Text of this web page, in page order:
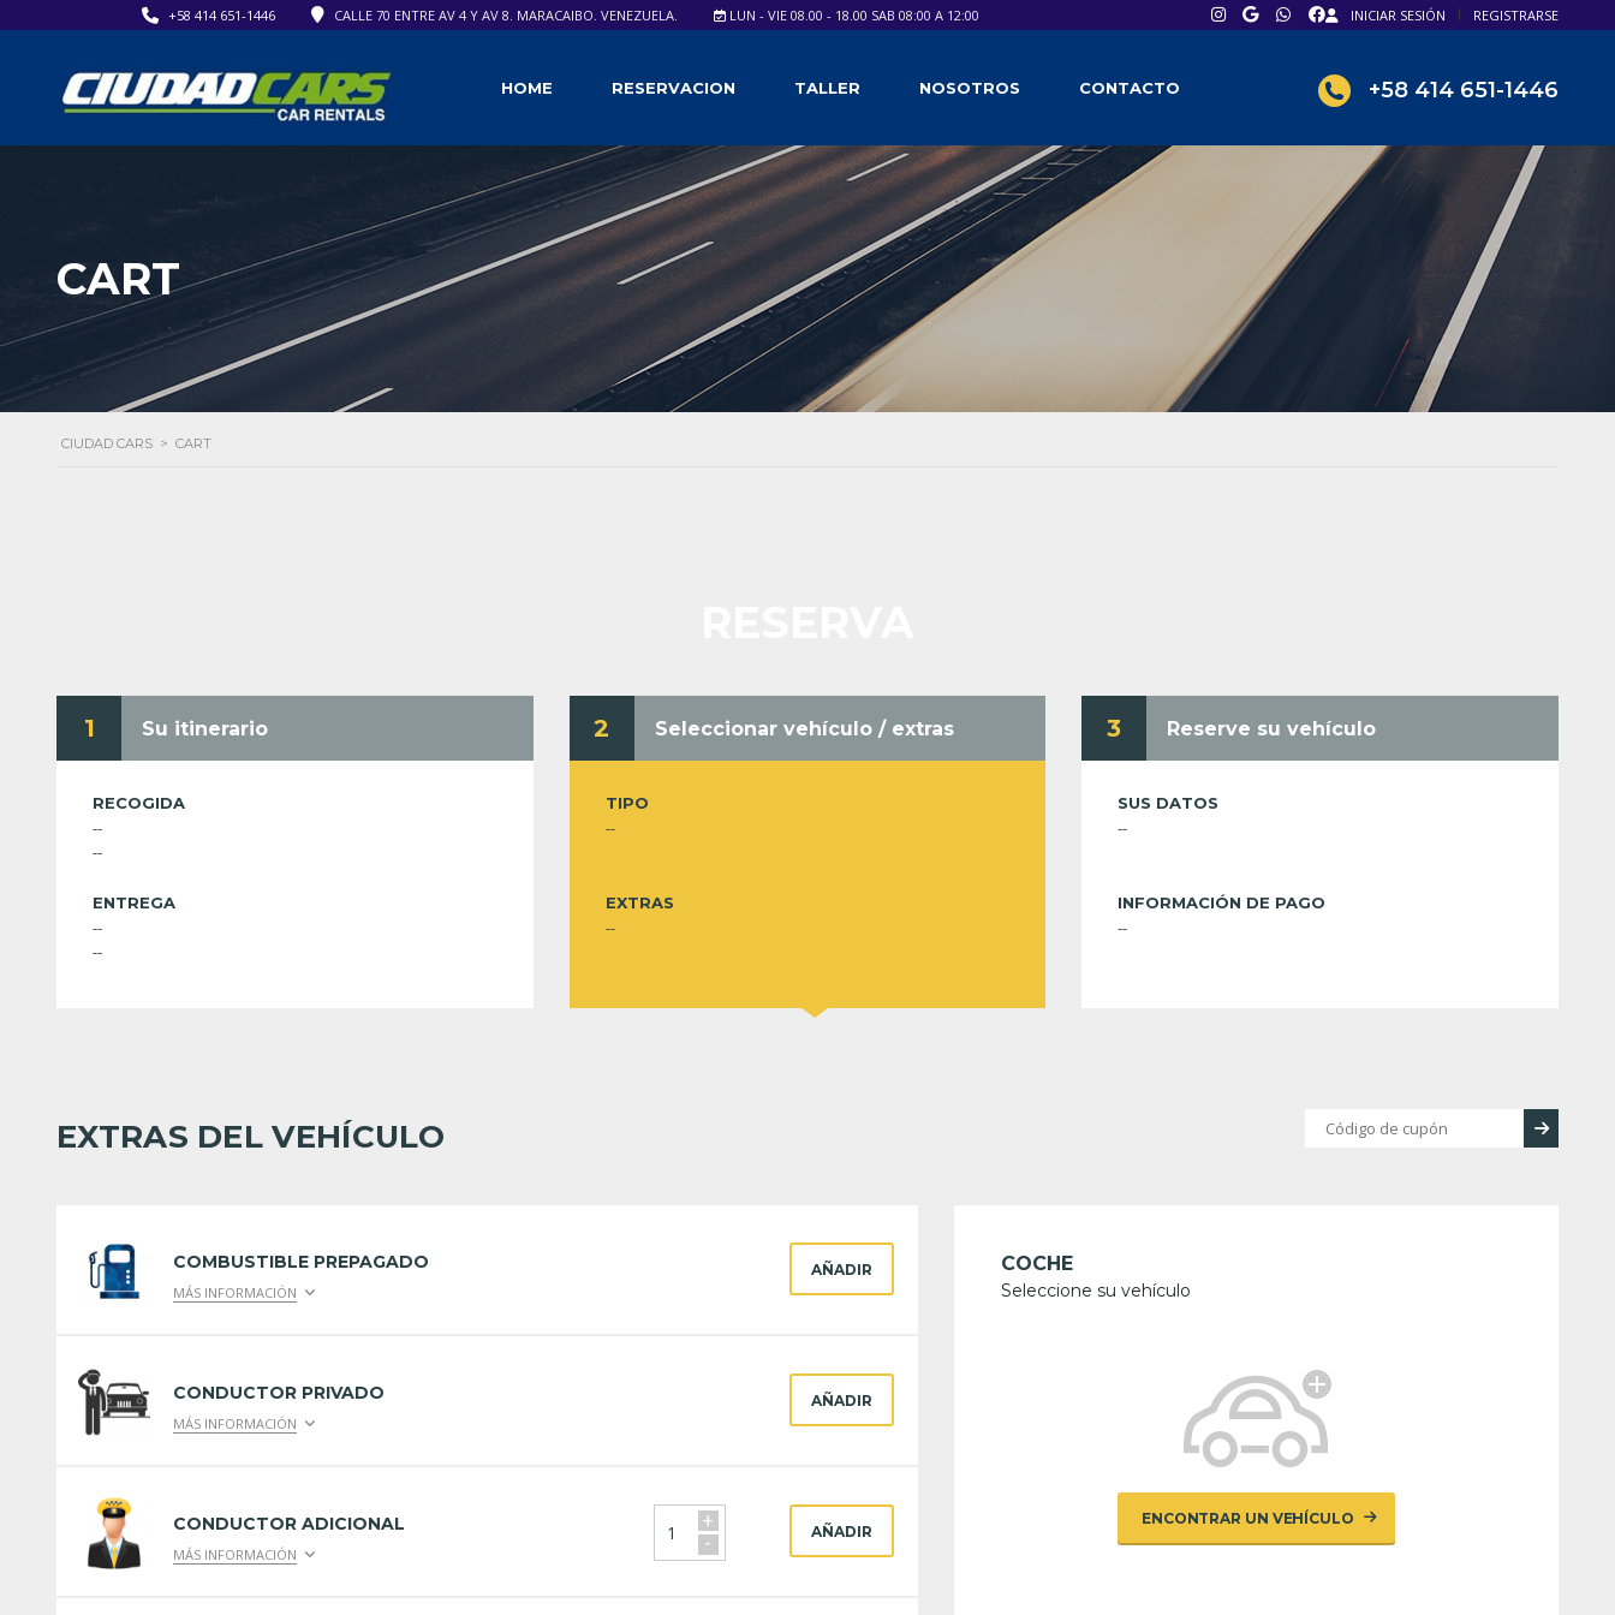
INICIAR SESIÓN REGISTRARSE
LUN - VIE 08.00 - 18.00 SAB 08:00 A 12:00
CALLE 70 ENTRE AV 4 Y AV 8. MARACAIBO. VENEZUELA.
+58 414 651-1446
+58 414 651-1446
HOME RESERVACION TALLER NOSOTROS CONTACTO
CART
CIUDAD CARS > CART
1 Su itinerario
RECOGIDA
--
--
ENTREGA
--
--
2 Seleccionar vehículo / extras
TIPO
--
EXTRAS
--
3 Reserve su vehículo
SUS DATOS
--
INFORMACIÓN DE PAGO
--
EXTRAS DEL VEHÍCULO
COMBUSTIBLE PREPAGADO
MÁS INFORMACIÓN
AÑADIR
CONDUCTOR PRIVADO
MÁS INFORMACIÓN
AÑADIR
CONDUCTOR ADICIONAL
MÁS INFORMACIÓN
+
- AÑADIR
COCHE
Seleccione su vehículo
ENCONTRAR UN VEHÍCULO